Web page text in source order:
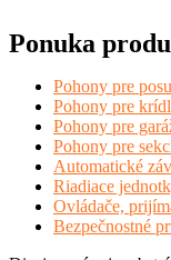
Ponuka
Pohony pre
Pohony pre
Pohony pre
Pohony pre
Automatické
Riadiace
Ovládače,
Bezpečnostné